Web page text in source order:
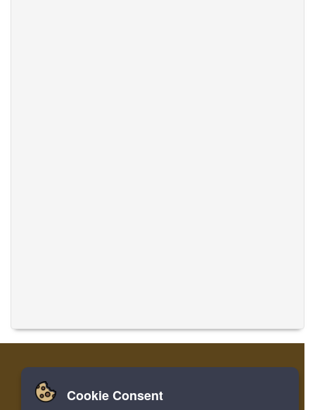
Zuhause Einloggen
Cookie Consent